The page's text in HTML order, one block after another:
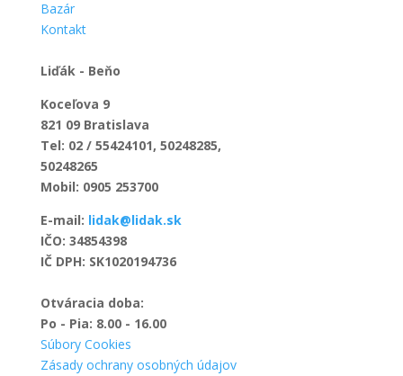
Bazár
Kontakt
Liďák - Beňo
Koceľova 9
821 09 Bratislava
Tel: 02 / 55424101, 50248285,
50248265
Mobil: 0905 253700
E-mail: lidak@lidak.sk
IČO: 34854398
IČ DPH: SK1020194736
Otváracia doba:
Po - Pia: 8.00 - 16.00
Súbory Cookies
Zásady ochrany osobných údajov